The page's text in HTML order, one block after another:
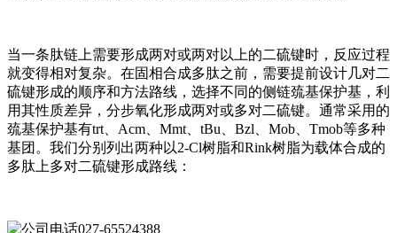
当一条肽链上需要形成两对或两对以上的二硫键时，反应过程
就变得相对复杂。在固相合成多肽之前，需要提前设计几对二
硫键形成的顺序和方法路线，选择不同的侧链巯基保护基，利
用其性质差异，分步氧化形成两对或多对二硫键。通常采用的
巯基保护基有trt、Acm、Mmt、tBu、Bzl、Mob、Tmob等多种
基团。我们分别列出两种以2-Cl树脂和Rink树脂为载体合成的
多肽上多对二硫键形成路线：
027-65524388